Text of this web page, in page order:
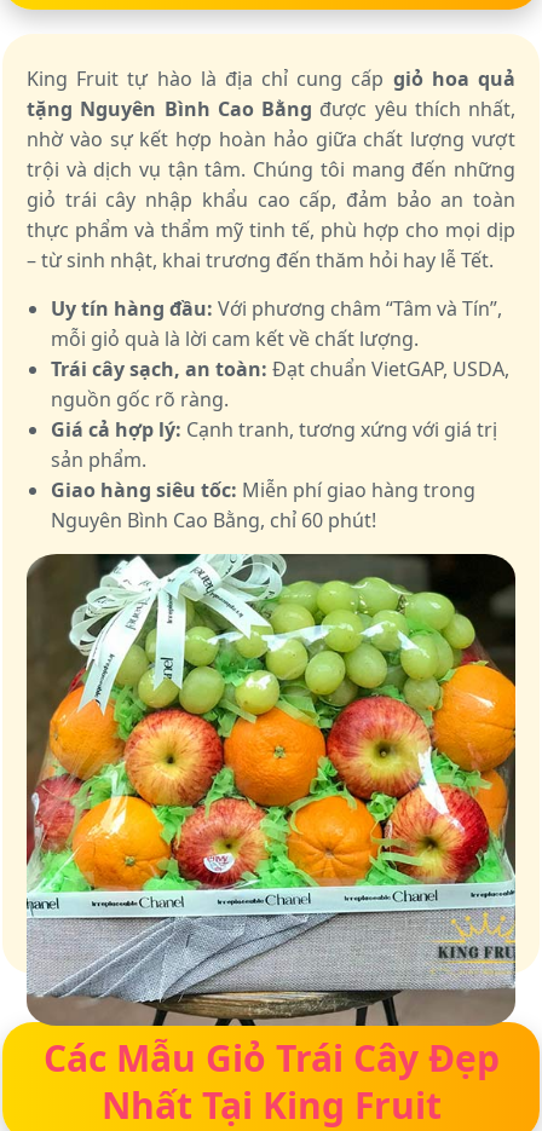
King Fruit tự hào là địa chỉ cung cấp giỏ hoa quả
tặng Nguyên Bình Cao Bằng được yêu thích nhất,
nhờ vào sự kết hợp hoàn hảo giữa chất lượng vượt
trội và dịch vụ tận tâm. Chúng tôi mang đến những
giỏ trái cây nhập khẩu cao cấp, đảm bảo an toàn
thực phẩm và thẩm mỹ tinh tế, phù hợp cho mọi dịp
– từ sinh nhật, khai trương đến thăm hỏi hay lễ Tết.
Uy tín hàng đầu: Với phương châm “Tâm và Tín”,
mỗi giỏ quà là lời cam kết về chất lượng.
Trái cây sạch, an toàn: Đạt chuẩn VietGAP, USDA,
nguồn gốc rõ ràng.
Giá cả hợp lý: Cạnh tranh, tương xứng với giá trị
sản phẩm.
Giao hàng siêu tốc: Miễn phí giao hàng trong
Nguyên Bình Cao Bằng, chỉ 60 phút!
Giỏ quà – Tinh hoa từ trái cây tươi ngon
Các Mẫu Giỏ Trái Cây Đẹp
Nhất Tại King Fruit